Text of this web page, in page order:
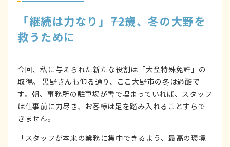
「継続は力なり」――72歳、冬の大野を
救うために
今回、私に与えられた新たな役割は「大型特殊免許」の
取得。 黒野さんも仰る通り、ここ大野市の冬は過酷で
す。朝、事務所の駐車場が雪で埋まっていれば、スタッフ
は仕事前に力尽き、お客様は足を踏み入れることすらで
きません。
「スタッフが本来の業務に集中できるよう、最高の環境